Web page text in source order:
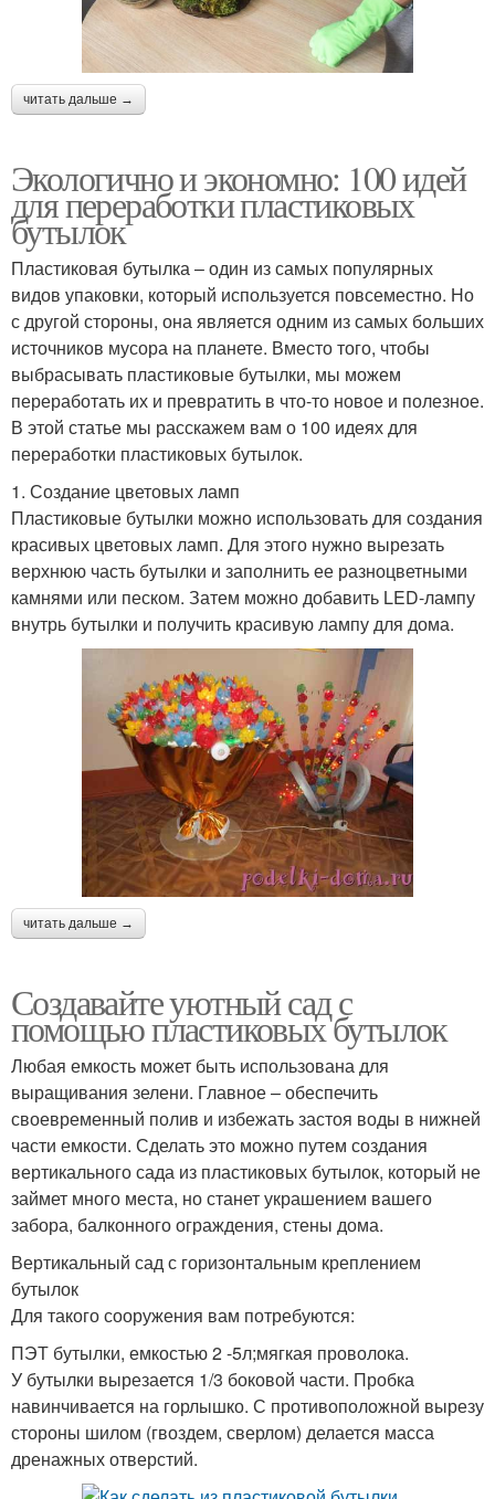
читать дальше →
Экологично и экономно: 100 идей
для переработки пластиковых
бутылок
Пластиковая бутылка – один из самых популярных
видов упаковки, который используется повсеместно. Но
с другой стороны, она является одним из самых больших
источников мусора на планете. Вместо того, чтобы
выбрасывать пластиковые бутылки, мы можем
переработать их и превратить в что-то новое и полезное.
В этой статье мы расскажем вам о 100 идеях для
переработки пластиковых бутылок.
1. Создание цветовых ламп
Пластиковые бутылки можно использовать для создания
красивых цветовых ламп. Для этого нужно вырезать
верхнюю часть бутылки и заполнить ее разноцветными
камнями или песком. Затем можно добавить LED-лампу
внутрь бутылки и получить красивую лампу для дома.
читать дальше →
Создавайте уютный сад с
помощью пластиковых бутылок
Любая емкость может быть использована для
выращивания зелени. Главное – обеспечить
своевременный полив и избежать застоя воды в нижней
части емкости. Сделать это можно путем создания
вертикального сада из пластиковых бутылок, который не
займет много места, но станет украшением вашего
забора, балконного ограждения, стены дома.
Вертикальный сад с горизонтальным креплением
бутылок
Для такого сооружения вам потребуются:
ПЭТ бутылки, емкостью 2 -5л;мягкая проволока.
У бутылки вырезается 1/3 боковой части. Пробка
навинчивается на горлышко. С противоположной вырезу
стороны шилом (гвоздем, сверлом) делается масса
дренажных отверстий.